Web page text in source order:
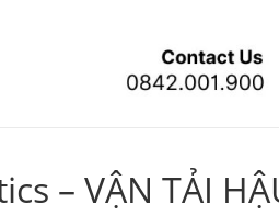
– VẬN TẢI